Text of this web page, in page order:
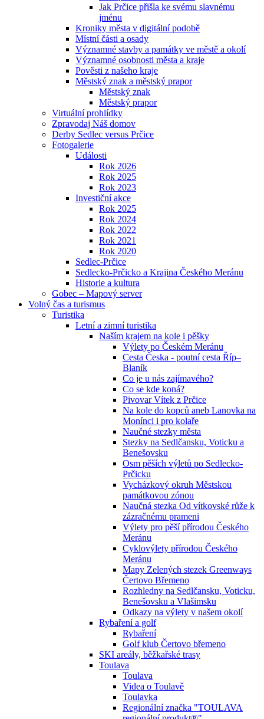
Jak Prčice přišla ke svému slavnému
jménu
Kroniky města v digitální podobě
Místní části a osady
Významné stavby a památky ve městě a okolí
Významné osobnosti města a kraje
Pověsti z našeho kraje
Městský znak a městský prapor
Městský znak
Městský prapor
Virtuální prohlídky
Zpravodaj Náš domov
Derby Sedlec versus Prčice
Fotogalerie
Události
Rok 2026
Rok 2025
Rok 2023
Investiční akce
Rok 2025
Rok 2024
Rok 2022
Rok 2021
Rok 2020
Sedlec-Prčice
Sedlecko-Prčicko a Krajina Českého Meránu
Historie a kultura
Gobec – Mapový server
Volný čas a turismus
Turistika
Letní a zimní turistika
Naším krajem na kole i pěšky
Výlety po Českém Meránu
Cesta Česka - poutní cesta Říp–
Blaník
Co je u nás zajímavého?
Co se kde koná?
Pivovar Vítek z Prčice
Na kole do kopců aneb Lanovka na
Monínci i pro kolaře
Naučné stezky města
Stezky na Sedlčansku, Voticku a
Benešovsku
Osm pěších výletů po Sedlecko-
Prčicku
Vycházkový okruh Městskou
památkovou zónou
Naučná stezka Od vítkovské růže k
zázračnému prameni
Výlety pro pěší přírodou Českého
Meránu
Cyklovýlety přírodou Českého
Meránu
Mapy Zelených stezek Greenways
Čertovo Břemeno
Rozhledny na Sedlčansku, Voticku,
Benešovsku a Vlašimsku
Odkazy na výlety v našem okolí
Rybaření a golf
Rybaření
Golf klub Čertovo břemeno
SKI areály, běžkařské trasy
Toulava
Toulava
Videa o Toulavě
Toulavka
Regionální značka "TOULAVA